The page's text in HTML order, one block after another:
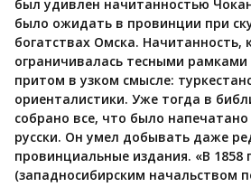
был удивлен начитанностью
было ожидать в провинции при
богатствах Омска. Начитанность,
ограничивалась тесными рамками
притом в узком смысле:
ориенталистики. Уже тогда в
собрано все, что было напечатано
русски. Он умел добывать даже
провинциальные издания. «В 1858
(западносибирским начальством